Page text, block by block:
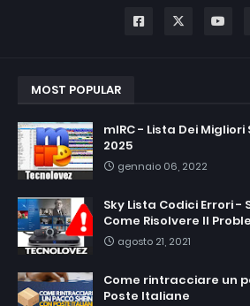
MOST POPULAR
mIRC - Lista Dei
2025
gennaio 06, 2022
Sky Lista Codici Errori -
Come Risolvere Il
agosto 21, 2021
Come rintracciare un
Poste Italiane